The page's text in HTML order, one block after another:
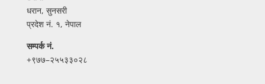
धरान, सुनसरी
प्रदेश नं. १, नेपाल
सम्पर्क नं.
+९७७–२५५३३०२८